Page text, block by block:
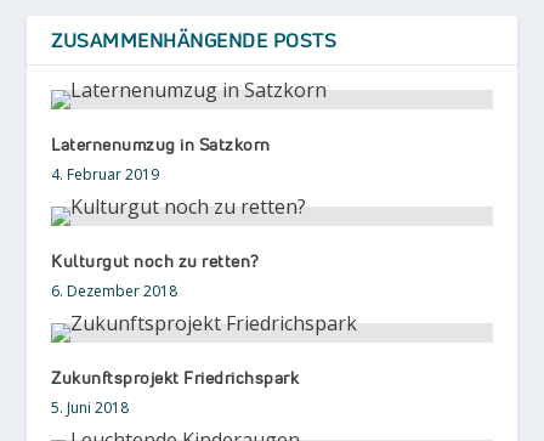
ZUSAMMENHÄNGENDE POSTS
Laternenumzug in Satzkorn
4. Februar 2019
Kulturgut noch zu retten?
6. Dezember 2018
Zukunftsprojekt Friedrichspark
5. Juni 2018